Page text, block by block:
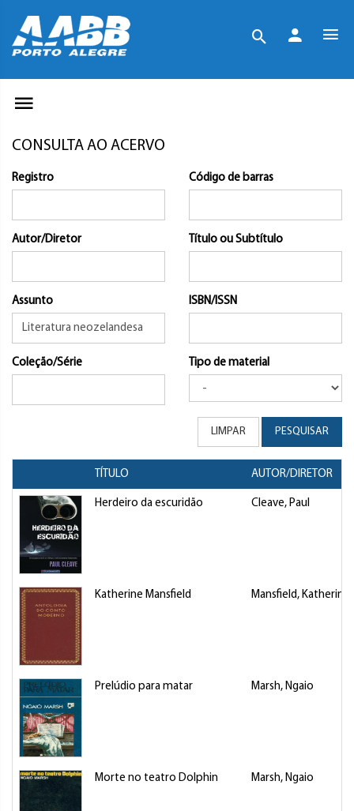
CONSULTA AO ACERVO
Registro Código de barras
Autor/Diretor Título ou Subtítulo
Assunto ISBN/ISSN
Coleção/Série Tipo de material
LIMPAR PESQUISAR
TÍTULO AUTOR/DIRETOR
Herdeiro da escuridão Cleave, Paul
Katherine Mansfield Mansfield, Katherine
Prelúdio para matar Marsh, Ngaio
Morte no teatro Dolphin Marsh, Ngaio